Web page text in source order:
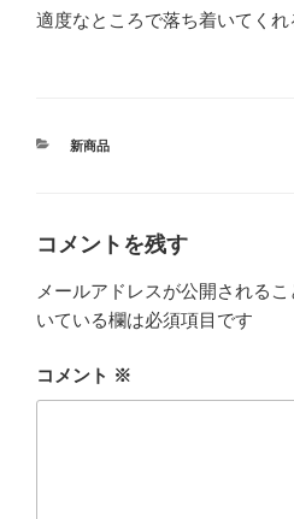
適度なところで落ち着いてくれ
カ
新商品
コメントを残す
メールアドレスが公開されるこ
いている欄は必須項目です
コメント ※